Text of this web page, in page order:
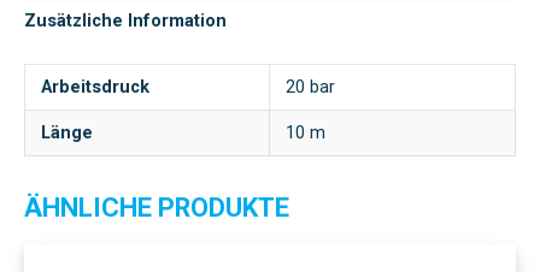
Zusätzliche Information
Arbeitsdruck 20 bar
Länge 10 m
ÄHNLICHE PRODUKTE